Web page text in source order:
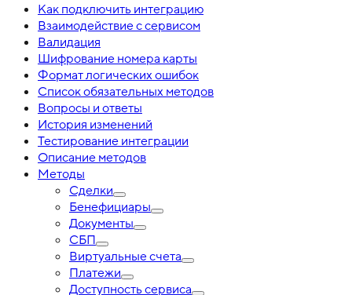
Как подключить интеграцию
Взаимодействие с сервисом
Валидация
Шифрование номера карты
Формат логических ошибок
Список обязательных методов
Вопросы и ответы
История изменений
Тестирование интеграции
Описание методов
Методы
Сделки
Бенефициары
Документы
СБП
Виртуальные счета
Платежи
Доступность сервиса